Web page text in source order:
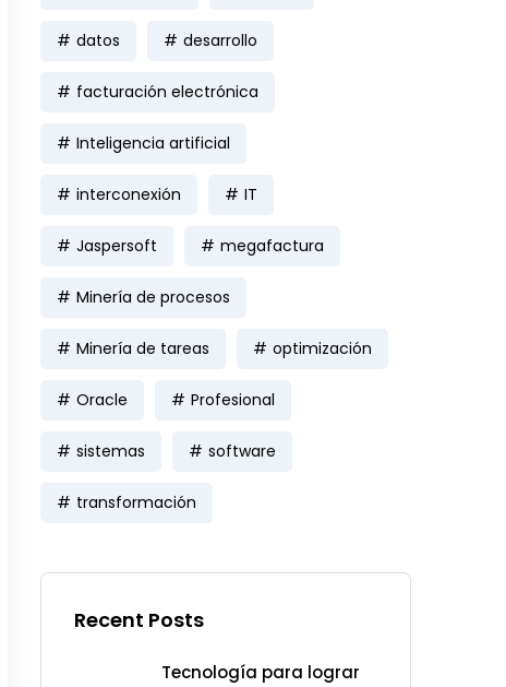
datos desarrollo
facturación electrónica
Inteligencia artificial
interconexión IT
Jaspersoft megafactura
Minería de procesos
Minería de tareas optimización
Oracle Profesional
sistemas software
transformación
Recent Posts
Tecnología para lograr